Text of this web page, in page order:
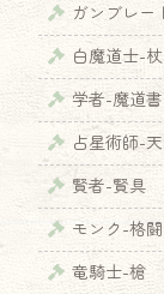
ガンブレー
白魔道士-杖
学者-魔道書
占星術師-
賢者-賢具
モンク-格闘
竜騎士-槍